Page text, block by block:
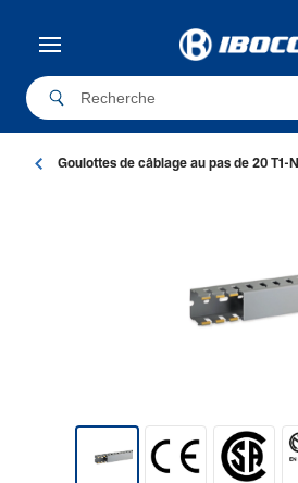
Goulottes de câblage au pas de 20 T1-N